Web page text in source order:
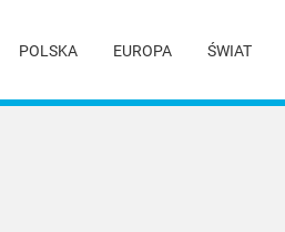
POLSKA EUROPA ŚWIAT